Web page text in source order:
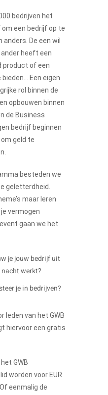
bedrijven het
een bedrijf op te
De een wil
heeft een
product of een
Een eigen
rol binnen de
opbouwen binnen
de Business
bedrijf beginnen
geld te
besteden we
geletterdheid.
maar leren
vermogen
gaan we het
je jouw bedrijf uit
werkt?
je in bedrijven?
leden van het GWB
hiervoor een gratis
GWB
worden voor EUR
eenmalig de